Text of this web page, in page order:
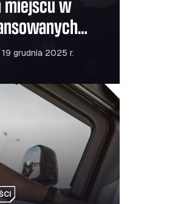
grudnia 2025 r.
generacji: co powinni wiedzieć